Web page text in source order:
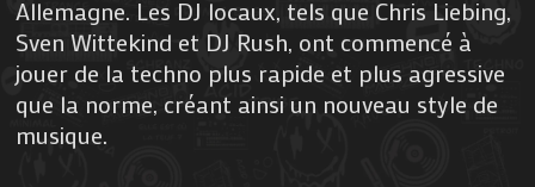
Allemagne. Les DJ locaux, tels que Chris Liebing,
Sven Wittekind et DJ Rush, ont commencé à
jouer de la techno plus rapide et plus agressive
que la norme, créant ainsi un nouveau style de
musique.